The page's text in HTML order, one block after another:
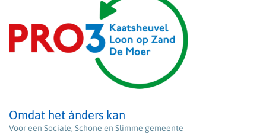
Omdat het ánders kan
Voor een Sociale, Schone en Slimme gemeente